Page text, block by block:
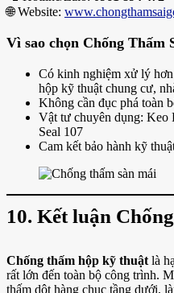
🌐 Website:
Vì sao chọn Chống Thấm
Có kinh nghiệm xử lý
hộp kỹ thuật chung cư,
Không cần đục phá toàn
Vật tư chuyên dụng: Keo
Seal 107
Cam kết bảo hành kỹ
10. Kết luận
Chống thấm hộp kỹ thuật là
rất lớn đến toàn bộ công trình.
thấm dột hàng chục tầng dưới,